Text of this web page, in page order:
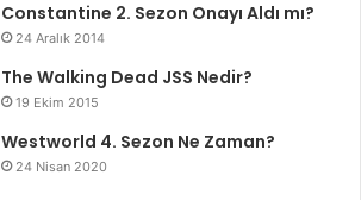
Constantine 2. Sezon Onayı Aldı mı?
24 Aralık 2014
The Walking Dead JSS Nedir?
19 Ekim 2015
Westworld 4. Sezon Ne Zaman?
24 Nisan 2020